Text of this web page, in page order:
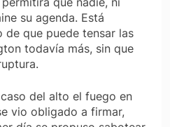
su agenda. Está
de que puede tensar las
todavía más, sin que
del alto el fuego en
vio obligado a firmar,